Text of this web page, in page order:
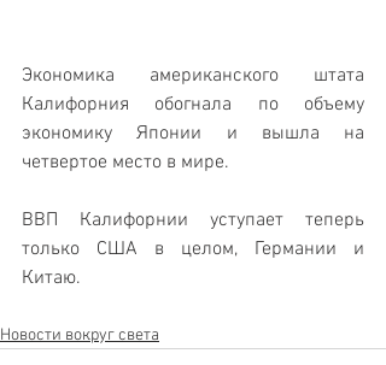
Экономика американского штата
Калифорния обогнала по объему
экономику Японии и вышла на
четвертое место в мире.
ВВП Калифорнии уступает теперь
только США в целом, Германии и
Китаю.
Новости вокруг света